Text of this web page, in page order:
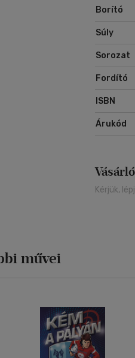
Borító
Súly
Sorozat
Fordító
ISBN
Árukód
Kérjük,
művei